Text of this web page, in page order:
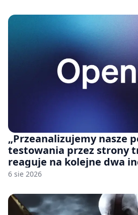
„Przeanalizujemy nasze
testowania przez strony
reaguje na kolejne dwa
udziałem autorskich
6 sie 2026